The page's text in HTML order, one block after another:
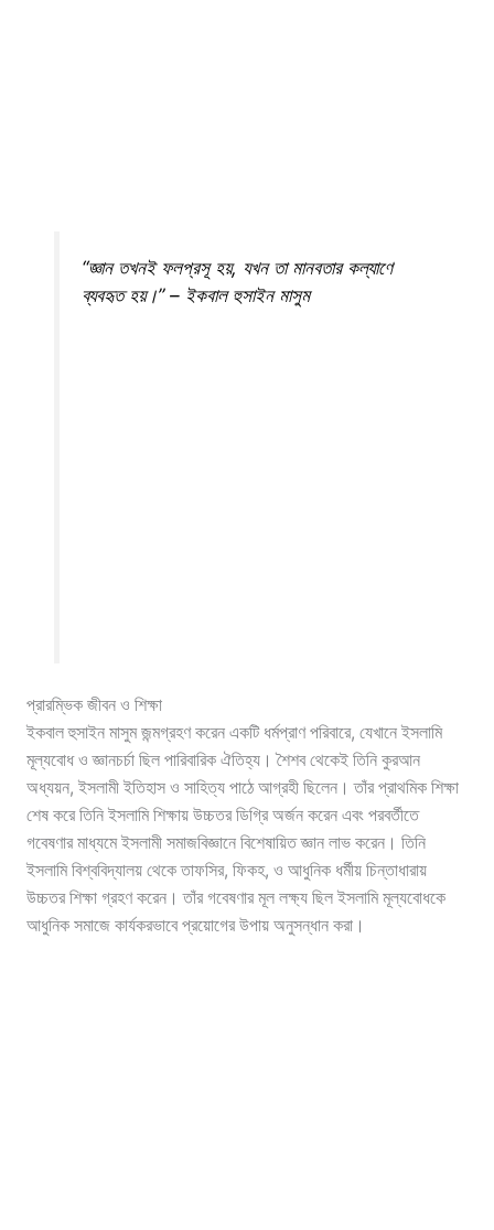
“জ্ঞান তখনই ফলপ্রসূ হয়, যখন তা মানবতার কল্যাণে
ব্যবহৃত হয়।” – ইকবাল হুসাইন মাসুম
প্রারম্ভিক জীবন ও শিক্ষা
ইকবাল হুসাইন মাসুম জন্মগ্রহণ করেন একটি ধর্মপ্রাণ পরিবারে, যেখানে ইসলামি
মূল্যবোধ ও জ্ঞানচর্চা ছিল পারিবারিক ঐতিহ্য। শৈশব থেকেই তিনি কুরআন
অধ্যয়ন, ইসলামী ইতিহাস ও সাহিত্য পাঠে আগ্রহী ছিলেন। তাঁর প্রাথমিক শিক্ষা
শেষ করে তিনি ইসলামি শিক্ষায় উচ্চতর ডিগ্রি অর্জন করেন এবং পরবর্তীতে
গবেষণার মাধ্যমে ইসলামী সমাজবিজ্ঞানে বিশেষায়িত জ্ঞান লাভ করেন। তিনি
ইসলামি বিশ্ববিদ্যালয় থেকে তাফসির, ফিকহ, ও আধুনিক ধর্মীয় চিন্তাধারায়
উচ্চতর শিক্ষা গ্রহণ করেন। তাঁর গবেষণার মূল লক্ষ্য ছিল ইসলামি মূল্যবোধকে
আধুনিক সমাজে কার্যকরভাবে প্রয়োগের উপায় অনুসন্ধান করা।